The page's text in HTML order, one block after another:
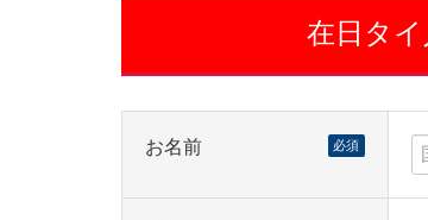
在日タ
お名前 必須